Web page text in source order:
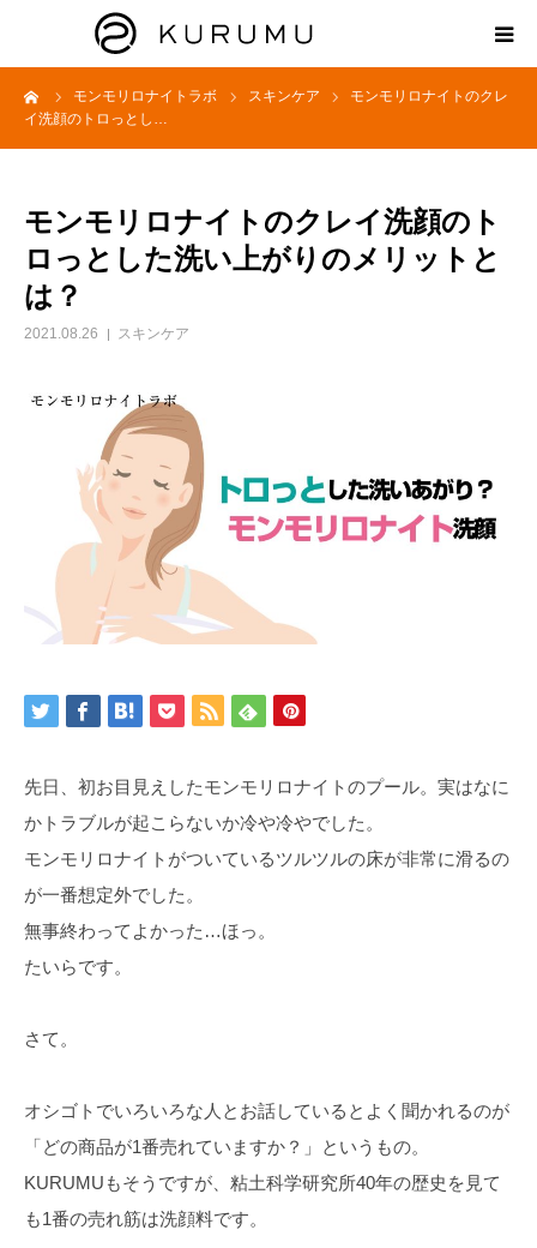
モンモリロナイトラボ スキンケア
モンモリロナイトのクレ
イ洗顔のトロっとし…
モンモリロナイトのクレイ洗顔のト
ロっとした洗い上がりのメリットと
は？
2021.08.26 スキンケア
先日、初お目見えしたモンモリロナイトのプール。実はなに
かトラブルが起こらないか冷や冷やでした。
モンモリロナイトがついているツルツルの床が非常に滑るの
が一番想定外でした。
無事終わってよかった…ほっ。
たいらです。
さて。
オシゴトでいろいろな人とお話しているとよく聞かれるのが
「どの商品が1番売れていますか？」というもの。
KURUMUもそうですが、粘土科学研究所40年の歴史を見て
も1番の売れ筋は洗顔料です。
HOME
プロダクト
えどがわ楽市